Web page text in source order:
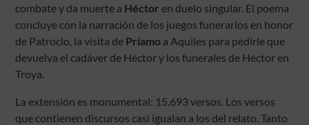
combate y da muerte a Héctor en duelo singular. El poema
concluye con la narración de los juegos funerarios en honor
de Patroclo, la visita de Príamo a Aquiles para pedirle que
devuelva el cadáver de Héctor y los funerales de Héctor en
Troya.
La extensión es monumental: 15.693 versos. Los versos
que contienen discursos casi igualan a los del relato. Tanto